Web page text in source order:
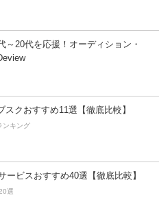
～20代を応援！オーディション・
スクおすすめ11選【徹底比較】
ンキング
ービスおすすめ40選【徹底比較】
選